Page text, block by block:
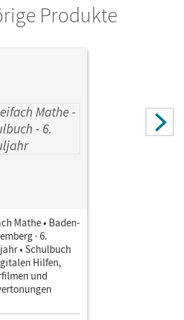
Produkte
Mathe • Baden-
· 6.
• Schulbuch
Hilfen,
und